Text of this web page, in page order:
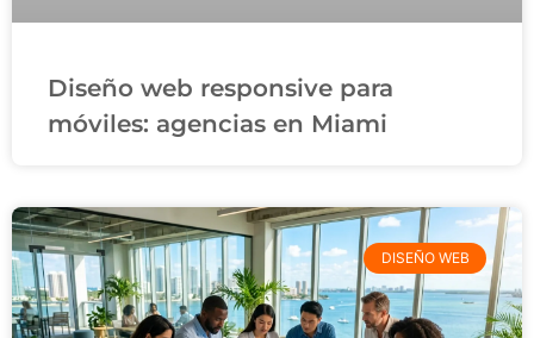
Diseño web responsive para
móviles: agencias en Miami
DISEÑO WEB